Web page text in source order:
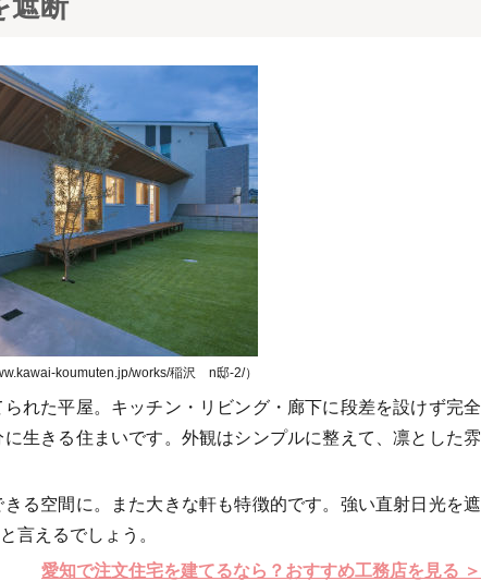
遮断
koumuten.jp/works/稲沢 n邸-2/）
れた平屋。キッチン・リビング・廊下に段差を設けず完全
生きる住まいです。外観はシンプルに整えて、凛とした雰
る空間に。また大きな軒も特徴的です。強い直射日光を遮
言えるでしょう。
愛知で注文住宅を建てるなら？おすすめ工務店を見る